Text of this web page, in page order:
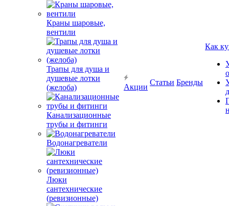
Краны шаровые,
вентили
Трапы для душа и
душевые лотки
(желоба)
Канализационные
трубы и фитинги
Водонагреватели
Люки
сантехнические
(ревизионные)
Акции
Статьи Бренды
Как